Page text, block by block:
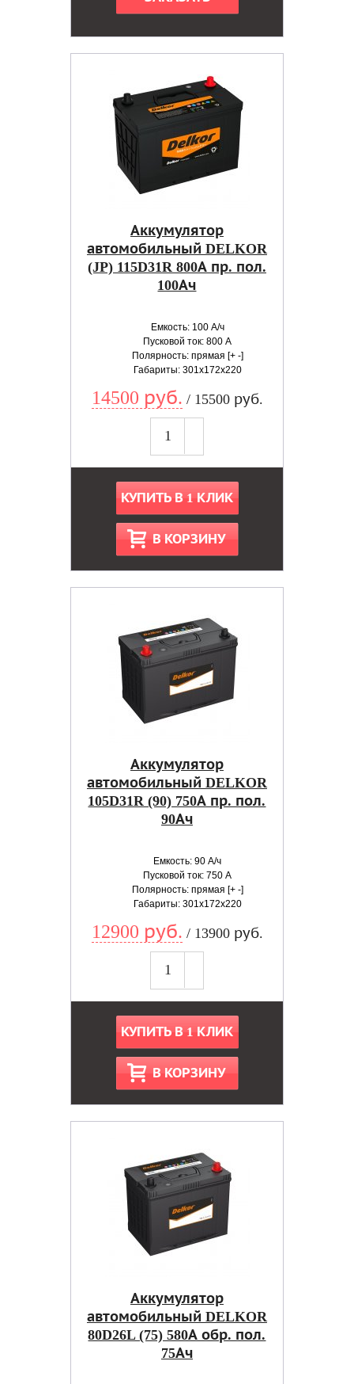
Аккумулятор
автомобильный DELKOR
(JP) 115D31R 800А пр. пол.
100Ач
Емкость: 100 А/ч
Пусковой ток: 800 А
Полярность: прямая [+ -]
Габариты: 301x172x220
14500 руб. / 15500 руб.
КУПИТЬ В 1 КЛИК
В КОРЗИНУ
Аккумулятор
автомобильный DELKOR
105D31R (90) 750А пр. пол.
90Ач
Емкость: 90 А/ч
Пусковой ток: 750 А
Полярность: прямая [+ -]
Габариты: 301x172x220
12900 руб. / 13900 руб.
КУПИТЬ В 1 КЛИК
В КОРЗИНУ
Аккумулятор
автомобильный DELKOR
80D26L (75) 580А обр. пол.
75Ач